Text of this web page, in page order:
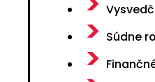
Súdne